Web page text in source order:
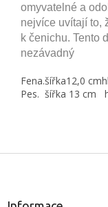
omyvatelné a
nejvíce uvítají to,
k čenichu. Tento
nezávadný
Fena.šířka12,0 cm
Pes. šířka 13 cm